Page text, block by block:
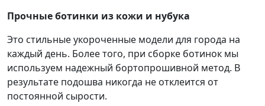
Прочные ботинки из кожи и нубука
Это стильные укороченные модели для города на
каждый день. Более того, при сборке ботинок мы
используем надежный бортопрошивной метод. В
результате подошва никогда не отклеится от
постоянной сырости.